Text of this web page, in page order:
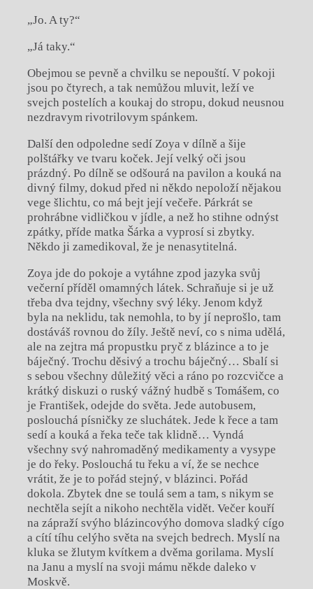
„Jo. A ty?“
„Já taky.“
Obejmou se pevně a chvilku se nepouští. V pokoji
jsou po čtyrech, a tak nemůžou mluvit, leží ve
svejch postelích a koukaj do stropu, dokud neusnou
nezdravym rivotrilovym spánkem.
Další den odpoledne sedí Zoya v dílně a šije
polštářky ve tvaru koček. Její velký oči jsou
prázdný. Po dílně se odšourá na pavilon a kouká na
divný filmy, dokud před ni někdo nepoloží nějakou
vege šlichtu, co má bejt její večeře. Párkrát se
prohrábne vidličkou v jídle, a než ho stihne odnýst
zpátky, příde matka Šárka a vyprosí si zbytky.
Někdo ji zamedikoval, že je nenasytitelná.
Zoya jde do pokoje a vytáhne zpod jazyka svůj
večerní příděl omamných látek. Schraňuje si je už
třeba dva tejdny, všechny svý léky. Jenom když
byla na neklidu, tak nemohla, to by jí neprošlo, tam
dostáváš rovnou do žíly. Ještě neví, co s nima udělá,
ale na zejtra má propustku pryč z blázince a to je
báječný. Trochu děsivý a trochu báječný… Sbalí si
s sebou všechny důležitý věci a ráno po rozcvičce a
krátký diskuzi o ruský vážný hudbě s Tomášem, co
je František, odejde do světa. Jede autobusem,
poslouchá písničky ze sluchátek. Jede k řece a tam
sedí a kouká a řeka teče tak klidně… Vyndá
všechny svý nahromaděný medikamenty a vysype
je do řeky. Poslouchá tu řeku a ví, že se nechce
vrátit, že je to pořád stejný, v blázinci. Pořád
dokola. Zbytek dne se toulá sem a tam, s nikym se
nechtěla sejít a nikoho nechtěla vidět. Večer kouří
na zápraží svýho blázincovýho domova sladký cígo
a cítí tíhu celýho světa na svejch bedrech. Myslí na
kluka se žlutym kvítkem a dvěma gorilama. Myslí
na Janu a myslí na svoji mámu někde daleko v
Moskvě.